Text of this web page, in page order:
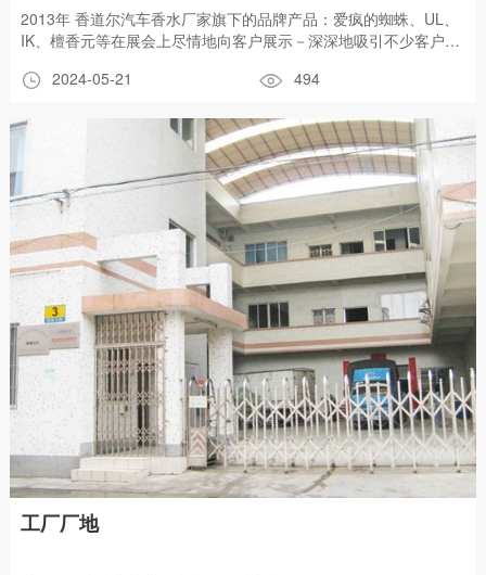
2013年 香道尔汽车香水厂家旗下的品牌产品：爱疯的蜘蛛、UL、
IK、檀香元等在展会上尽情地向客户展示－深深地吸引不少客户过
2024-05-21 494
工厂厂地